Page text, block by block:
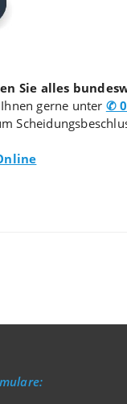
Sie alles
gerne unter ✆